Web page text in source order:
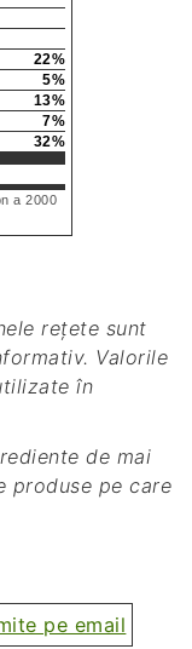
22%
5%
13%
7%
32%
a 2000
Valorile
în
produse pe care
pe email